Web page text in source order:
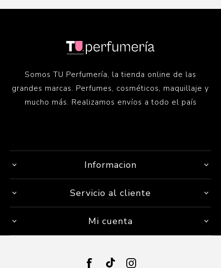
Somos TU Perfumería, la tienda online de las
grandes marcas. Perfumes, cosméticos, maquillaje y
mucho más. Realizamos envíos a todo el país
Informacion
Servicio al cliente
Mi cuenta